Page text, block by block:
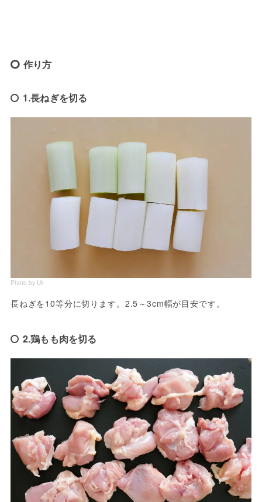
作り方
1.長ねぎを切る
Photo by Uli
長ねぎを10等分に切ります。2.5～3cm幅が目安です。
2.鶏もも肉を切る